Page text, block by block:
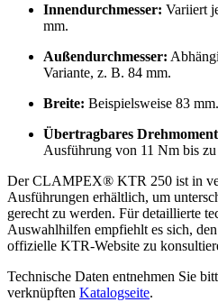
Innendurchmesser: Variiert
mm.
Außendurchmesser:
Variante, z. B. 84 mm.
Breite: Beispielsweise 83 mm.
Übertragbares
Ausführung von 11 Nm bis
Der CLAMPEX® KTR 250 ist in
Ausführungen erhältlich, um
gerecht zu werden. Für detaillierte
Auswahlhilfen empfiehlt es sich,
offizielle KTR-Website zu
Technische Daten entnehmen Sie
verknüpften Katalogseite.